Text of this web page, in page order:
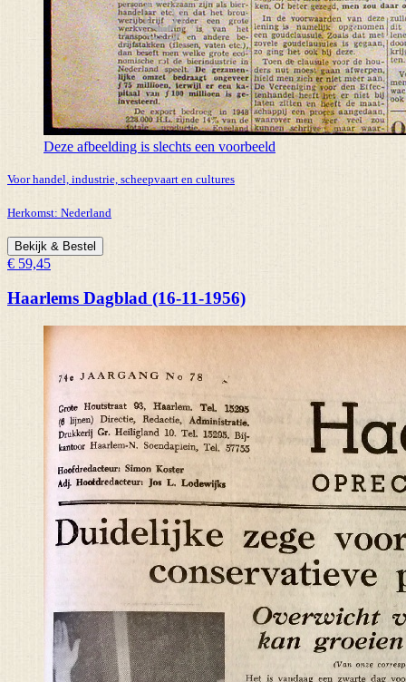
Deze afbeelding is slechts een voorbeeld
Voor handel, industrie, scheepvaart en cultures
Herkomst: Nederland
Bekijk & Bestel
€ 59,45
Haarlems Dagblad (16-11-1956)